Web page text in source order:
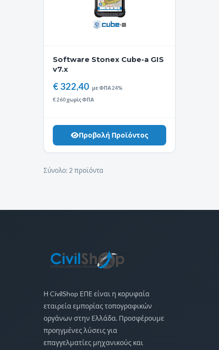
Software Stonex Cube-a GIS
v7.x
€ 322,40 με ΦΠΑ 24%
€ 260 χωρίς ΦΠΑ
Προβολή Προϊόντος
Σύνολο: 2 προϊόντα
Η CivilShop ΕΠΕ είναι η κορυφαία
εταιρεία εμπορίας τοπογραφικών
οργάνων στην Ελλάδα. Προσφέρουμε
προηγμένες λύσεις για
επαγγελματίες μηχανικούς και